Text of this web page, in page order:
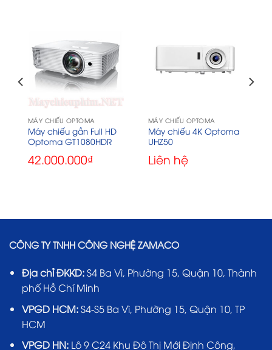
MÁY CHIẾU OPTOMA
Máy chiếu gần Full HD
Optoma GT1080HDR
42.000.000₫
MÁY CHIẾU OPTOMA
Máy chiếu 4K Optoma
UHZ50
Liên hệ
CÔNG TY TNHH CÔNG NGHỆ ZAMACO
Địa chỉ ĐKKD:S4 Ba Vì, Phường 15, Quận 10, Thành
phố Hồ Chí Minh
VPGD HCM:S4-S5 Ba Vì, Phường 15, Quận 10, TP
HCM
VPGD HN:Lô 9 C24 Khu Đô Thị Mới Định Công,